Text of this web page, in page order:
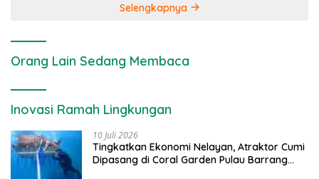
Selengkapnya
Orang Lain Sedang Membaca
Inovasi Ramah Lingkungan
10 Juli 2026
Tingkatkan Ekonomi Nelayan, Atraktor Cumi
Dipasang di Coral Garden Pulau Barrang